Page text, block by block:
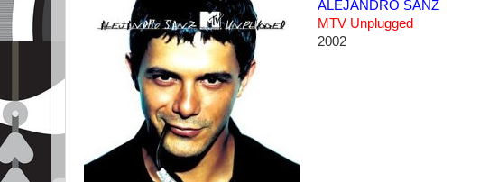
ALEJANDRO SANZ
MTV Unplugged
2002